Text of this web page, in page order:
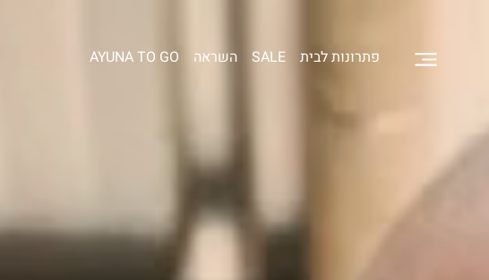
פתרונות לבית SALE השראה AYUNA TO GO